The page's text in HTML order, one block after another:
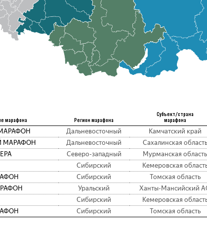
марафона Регион марафона
Субъект/страна
марафона
Дальневосточный Камчатский край
МАРАФОН Дальневосточный Сахалинская область
Северо-западный Мурманская область
Сибирский Кемеровская
Сибирский Томская область
Уральский Ханты-Мансийский
Сибирский Кемеровская
Сибирский Томская область